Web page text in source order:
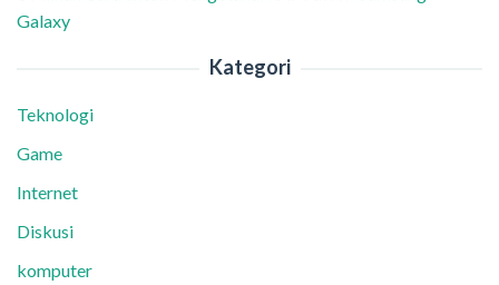
Galaxy
Kategori
Teknologi
Game
Internet
Diskusi
komputer